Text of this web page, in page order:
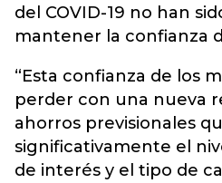
del COVID-19 no han
mantener la confianza
“Esta confianza de los
perder con una nueva
ahorros previsionales
significativamente el
de interés y el tipo de